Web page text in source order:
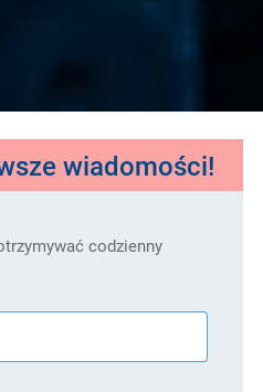
wiadomości!
codzienny